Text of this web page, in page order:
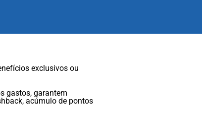
exclusivos ou
gastos, garantem
acúmulo de pontos